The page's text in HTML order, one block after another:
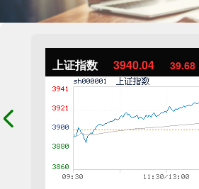
上证指数 3940.04 39.68